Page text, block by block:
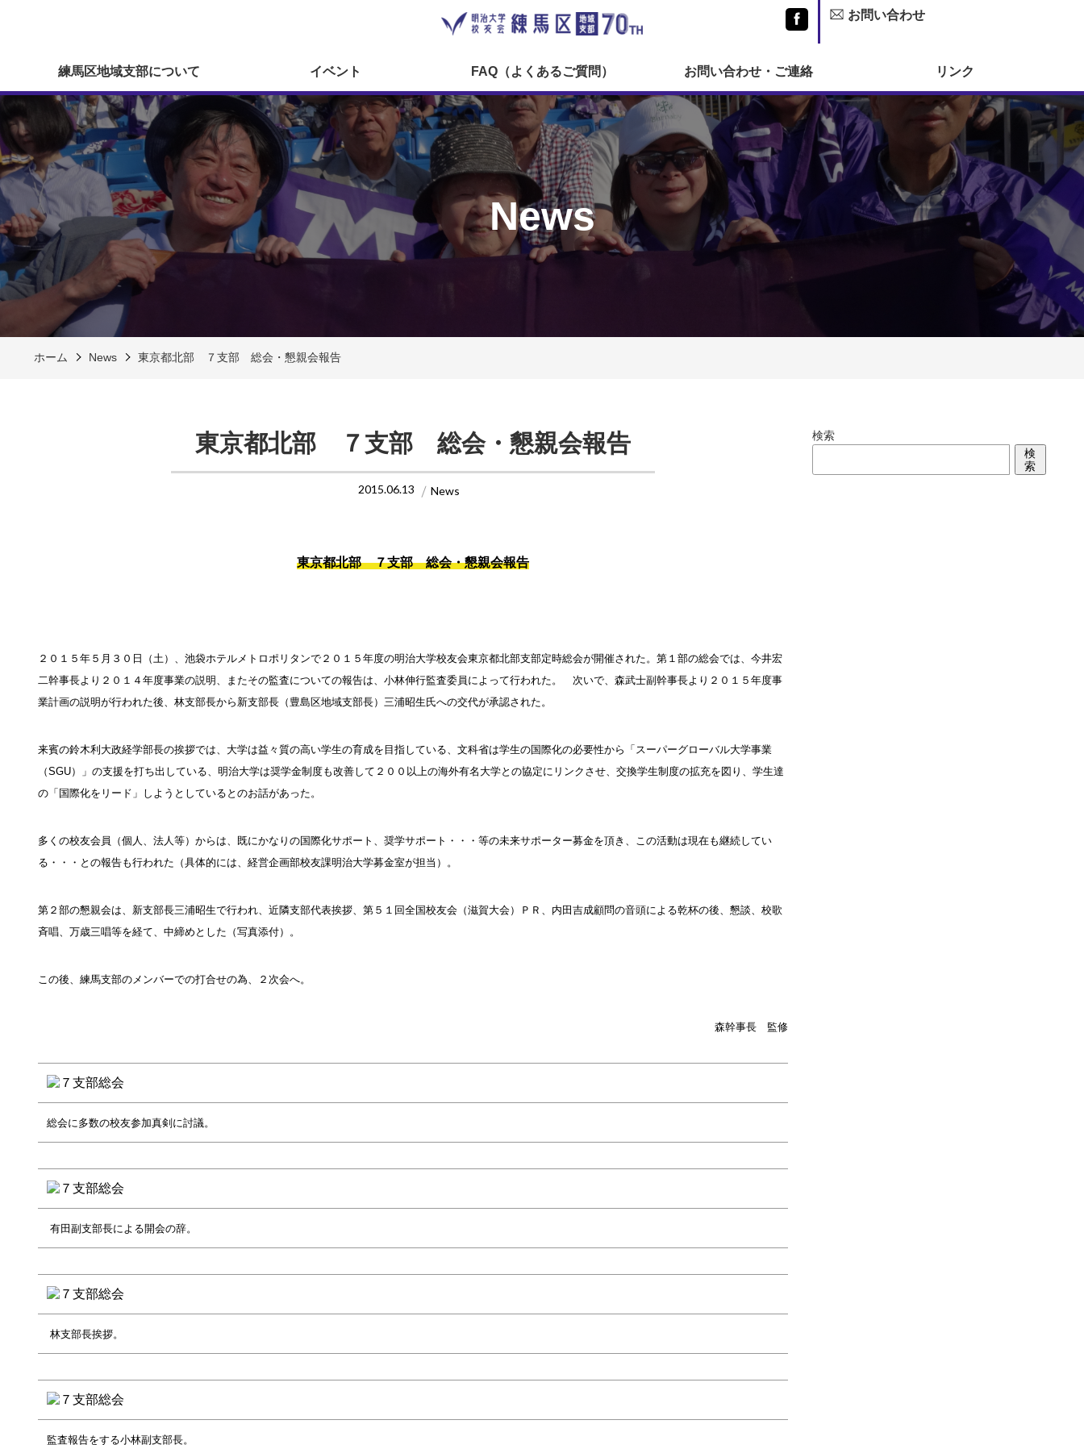
練馬区地域支部について イベント FAQ（よくあるご質問） お問い合わせ・ご連絡 リンク
Facebookお問い合わせ
News
ホーム News 東京都北部 ７支部 総会・懇親会報告
東京都北部 ７支部 総会・懇親会報告
2015.06.13 News
東京都北部 ７支部 総会・懇親会報告
２０１５年５月３０日（土）、池袋ホテルメトロポリタンで２０１５年度の明治大学校友会東京都北部支部定時総会が開催された。第１部の総会では、今井宏
二幹事長より２０１４年度事業の説明、またその監査についての報告は、小林伸行監査委員によって行われた。 次いで、森武士副幹事長より２０１５年度事
業計画の説明が行われた後、林支部長から新支部長（豊島区地域支部長）三浦昭生氏への交代が承認された。
来賓の鈴木利大政経学部長の挨拶では、大学は益々質の高い学生の育成を目指している、文科省は学生の国際化の必要性から「スーパーグローバル大学事業
（SGU）」の支援を打ち出している、明治大学は奨学金制度も改善して２００以上の海外有名大学との協定にリンクさせ、交換学生制度の拡充を図り、学生達
の「国際化をリード」しようとしているとのお話があった。
多くの校友会員（個人、法人等）からは、既にかなりの国際化サポート、奨学サポート・・・等の未来サポーター募金を頂き、この活動は現在も継続してい
る・・・との報告も行われた（具体的には、経営企画部校友課明治大学募金室が担当）。
第２部の懇親会は、新支部長三浦昭生で行われ、近隣支部代表挨拶、第５１回全国校友会（滋賀大会）ＰＲ、内田吉成顧問の音頭による乾杯の後、懇談、校歌
斉唱、万歳三唱等を経て、中締めとした（写真添付）。
この後、練馬支部のメンバーでの打合せの為、２次会へ。
森幹事長 監修
総会に多数の校友参加真剣に討議。
有田副支部長による開会の辞。
林支部長挨拶。
監査報告をする小林副支部長。
検索
検
索